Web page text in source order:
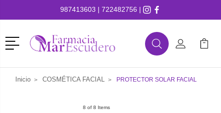
987413603 | 722482756 |
Menú
BuscarMi Cuenta
Mi
Inicio COSMÉTICA FACIAL PROTECTOR SOLAR FACIAL
8 of 8 Items